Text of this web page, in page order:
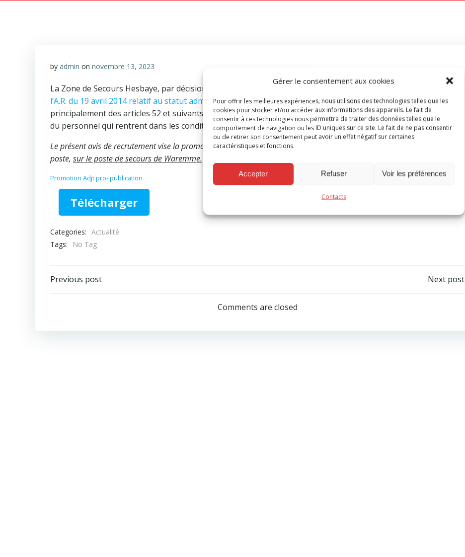
Gérer le consentement aux cookies
Pour offrir les meilleures expériences, nous utilisons des technologies telles que les
cookies pour stocker et/ou accéder aux informations des appareils. Le fait de
consentir à ces technologies nous permettra de traiter des données telles que le
comportement de navigation ou les ID uniques sur ce site. Le fait de ne pas consentir
ou de retirer son consentement peut avoir un effet négatif sur certaines
caractéristiques et fonctions.
Accepter Refuser Voir les préférences
Contacts
by admin on novembre 13, 2023
La Zone de Secours Hesbaye, par décision du Collège du 31 aout 2023 et dans le respect des dispositions
l’A.R. du 19 avril 2014 relatif au statut administratif du personnel opérationnel des zones de secourset
principalement des articles 52 et suivants, porte la présente vacance d’emploi à la connaissance des membres
du personnel qui rentrent dans les conditions de promotion, au grade visé.
Le présent avis de recrutement vise la promotion d’un Adjudant professionnel, lequel assurera la fonction de chef de
poste, sur le poste de secours de Waremme.
Promotion Adjt pro- publication
Télécharger
Categories: Actualité
Tags:
No Tag
Post
Previous post
navigation
Next post
Comments are closed